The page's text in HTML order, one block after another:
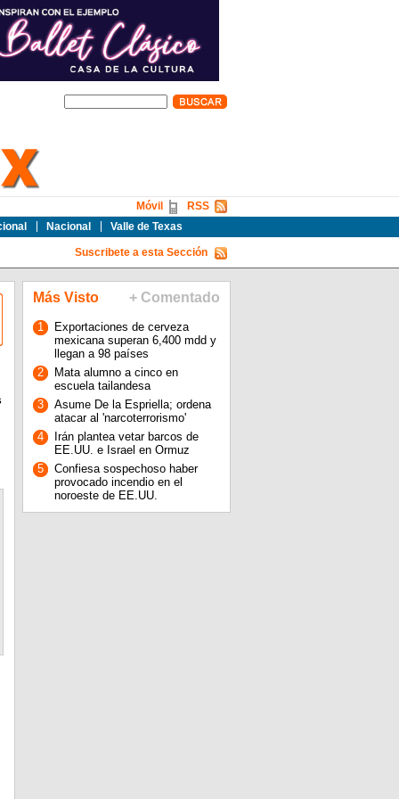
Nacional Valle de Texas
RSS
Móvil
Suscribete a esta Sección
Más Visto + Comentado
1
Exportaciones de cerveza
mexicana superan 6,400 mdd y
llegan a 98 países
2
Mata alumno a cinco en
escuela tailandesa
3
Asume De la Espriella; ordena
atacar al 'narcoterrorismo'
4
Irán plantea vetar barcos de
EE.UU. e Israel en Ormuz
5
Confiesa sospechoso haber
provocado incendio en el
noroeste de EE.UU.